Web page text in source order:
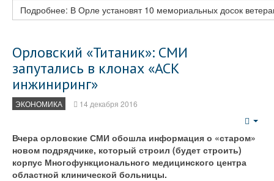
Подробнее: В Орле установят 10 мемориальных досок
Орловский «Титаник»: СМИ
запутались в клонах «АСК
инжиниринг»
ЭКОНОМИКА 14 декабря 2016
Вчера орловские СМИ обошла информация о «старом»
новом подрядчике, который строил (будет строить)
корпус Многофункционального медицинского центра
областной клинической больницы.